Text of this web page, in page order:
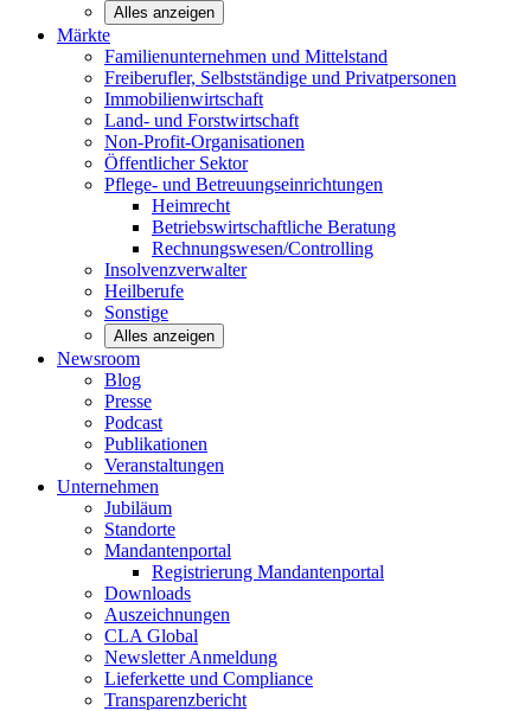
Alles anzeigen
Märkte
Familienunternehmen und Mittelstand
Freiberufler, Selbstständige und Privatpersonen
Immobilienwirtschaft
Land- und Forstwirtschaft
Non-Profit-Organisationen
Öffentlicher Sektor
Pflege- und Betreuungseinrichtungen
Heimrecht
Betriebswirtschaftliche Beratung
Rechnungswesen/Controlling
Insolvenzverwalter
Heilberufe
Sonstige
Alles anzeigen
Newsroom
Blog
Presse
Podcast
Publikationen
Veranstaltungen
Unternehmen
Jubiläum
Standorte
Mandantenportal
Registrierung Mandantenportal
Downloads
Auszeichnungen
CLA Global
NewsletterAnmeldung
Lieferkette und Compliance
Transparenzbericht